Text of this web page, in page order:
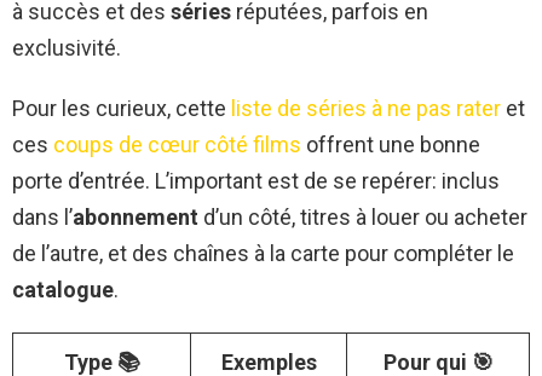
à succès et des séries réputées, parfois en
exclusivité.
Pour les curieux, cette liste de séries à ne pas rater et
ces coups de cœur côté films offrent une bonne
porte d’entrée. L’important est de se repérer: inclus
dans l’abonnement d’un côté, titres à louer ou acheter
de l’autre, et des chaînes à la carte pour compléter le
catalogue.
Type 📚 Exemples Pour qui 🎯